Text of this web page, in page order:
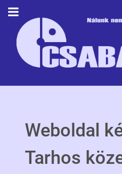
Weboldal
Tarhos